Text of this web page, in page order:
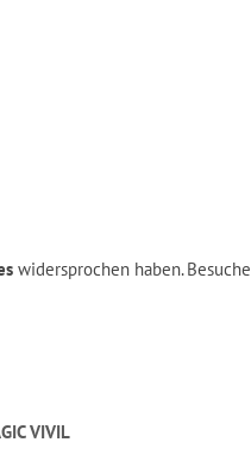
widersprochen haben.
VIVIL